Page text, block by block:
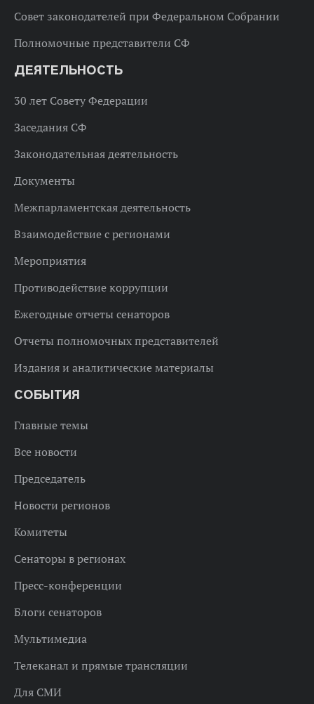
Совет законодателей при Федеральном Собрании
Полномочные представители СФ
ДЕЯТЕЛЬНОСТЬ
30 лет Совету Федерации
Заседания СФ
Законодательная деятельность
Документы
Межпарламентская деятельность
Взаимодействие с регионами
Мероприятия
Противодействие коррупции
Ежегодные отчеты сенаторов
Отчеты полномочных представителей
Издания и аналитические материалы
СОБЫТИЯ
Главные темы
Все новости
Председатель
Новости регионов
Комитеты
Сенаторы в регионах
Пресс-конференции
Блоги сенаторов
Мультимедиа
Телеканал и прямые трансляции
Для СМИ